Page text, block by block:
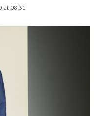
at 08:31